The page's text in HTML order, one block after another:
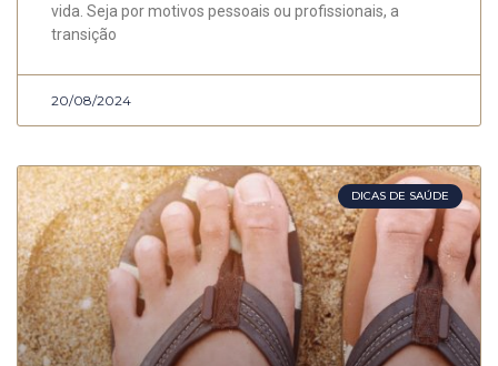
vida. Seja por motivos pessoais ou profissionais, a
transição
20/08/2024
DICAS DE SAÚDE